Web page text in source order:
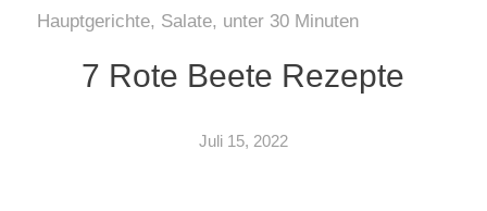
Hauptgerichte, Salate, unter 30 Minuten
7 Rote Beete Rezepte
Juli 15, 2022